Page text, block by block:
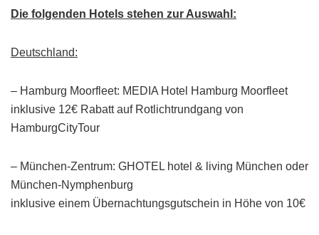
Die folgenden Hotels stehen zur Auswahl:
Deutschland:
– Hamburg Moorfleet: MEDIA Hotel Hamburg Moorfleet
inklusive 12€ Rabatt auf Rotlichtrundga​ng von
HamburgCityTou​r
– München-Zentrum: GHOTEL hotel & living München oder
München-Nymphenburg
inklusive einem Übernachtungsg​utschein in Höhe von 10€